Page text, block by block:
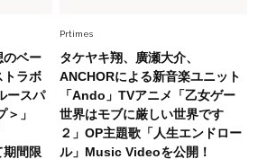
レ40代の【ワンピ＆オールインワン】最
なし3選。地味見え回避のコツは「バッグ
のTシャツコーデ】超ビッグサイズ×きれ
ーフパンツでモードに昇華
のベー
トラボ
ースパ
」
間限
Prtimes
タケヤキ翔、廣瀬大介、
ANCHORによる新音楽ユニット
「Ando」TVアニメ「乙女ゲー
世界はモブに厳しい世界です
２」OP主題歌「人生エンドロー
ル」Music Videoを公開！